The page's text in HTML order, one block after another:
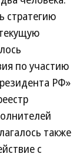
стратегию
по участию
РФ»
также
с